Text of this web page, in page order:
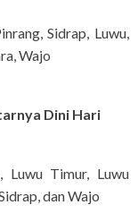
Sidrap, Luwu,
Wajo
Dini Hari
Luwu Timur, Luwu
dan Wajo